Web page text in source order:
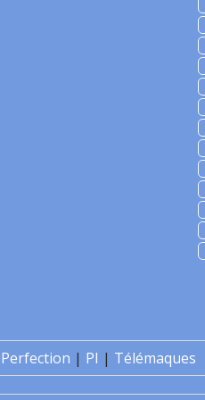
Perfection | PI | Télémaques